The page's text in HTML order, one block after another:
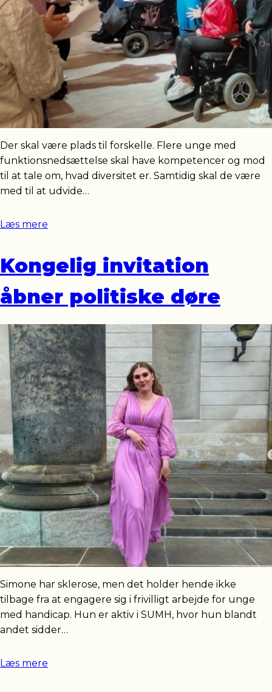
Der skal være plads til forskelle. Flere unge med
funktionsnedsættelse skal have kompetencer og mod
til at tale om, hvad diversitet er. Samtidig skal de være
med til at udvide…
Læs mere
Kongelig invitation
åbner politiske døre
Simone har sklerose, men det holder hende ikke
tilbage fra at engagere sig i frivilligt arbejde for unge
med handicap. Hun er aktiv i SUMH, hvor hun blandt
andet sidder…
Læs mere